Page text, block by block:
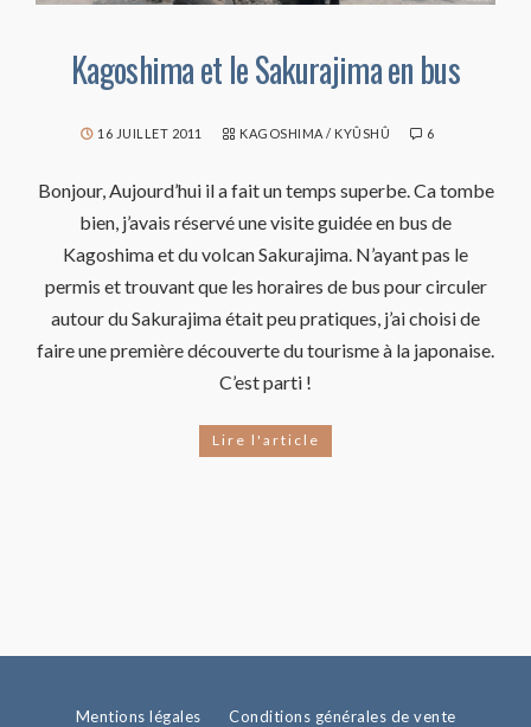
Kagoshima et le Sakurajima en bus
16 JUILLET 2011 KAGOSHIMA / KYÛSHÛ 6
Bonjour, Aujourd’hui il a fait un temps superbe. Ca tombe
bien, j’avais réservé une visite guidée en bus de
Kagoshima et du volcan Sakurajima. N’ayant pas le
permis et trouvant que les horaires de bus pour circuler
autour du Sakurajima était peu pratiques, j’ai choisi de
faire une première découverte du tourisme à la japonaise.
C’est parti !
Lire l'article
Mentions légales
Conditions générales de vente